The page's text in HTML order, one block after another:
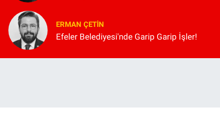
ERMAN ÇETIN
Efeler Belediyesi'nde Garip Garip İşler!